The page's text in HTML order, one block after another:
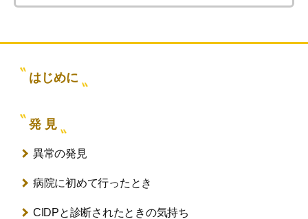
はじめに
発 見
異常の発見
病院に初めて行ったとき
CIDPと診断されたときの気持ち